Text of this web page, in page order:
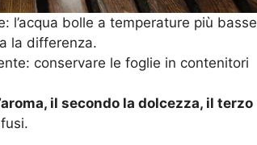
l’acqua bolle a temperature più basse
la differenza.
conservare le foglie in contenitori
il secondo la dolcezza, il terzo